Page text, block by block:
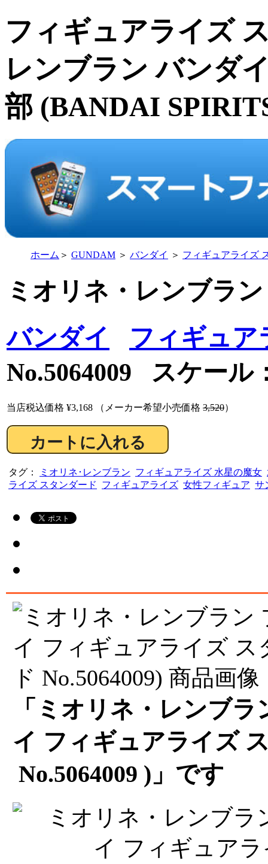
フィギュアライズ
レンブラン バンダ
部 (BANDAI
ホーム ＞ GUNDAM ＞ バンダイ ＞ フィギュアライズ
ミオリネ・レンブラ
バンダイ
フィギュア
No.5064009 スケール
当店税込価格 ¥3,168 （メーカー希望小売価格 3,520）
タグ： ミオリネ･レンブラン フィギュアライズ 水星の魔女
ライズ スタンダード
フィギュアライズ 女性フィギュア サ
「ミオリネ・レンブ
イ フィギュアライズ
No.5064009 )」です